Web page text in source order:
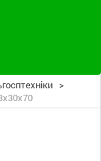
>